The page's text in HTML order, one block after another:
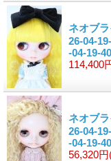
ネオブ
26-04-
-04-19-
114,400
ネオブ
26-04-
-04-19-
56,320円